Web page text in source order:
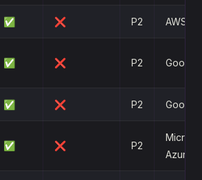
✅ ❌ P2 AWS
✅ ❌ P2 Google
✅ ❌ P2 Google
✅ ❌ P2
Azure